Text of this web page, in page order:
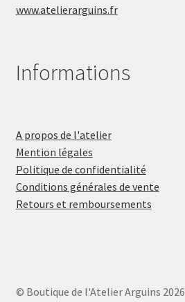
www.atelierarguins.fr
Informations
A propos de l'atelier
Mention légales
Politique de confidentialité
Conditions générales de vente
Retours et remboursements
© Boutique de l'Atelier Arguins 2026